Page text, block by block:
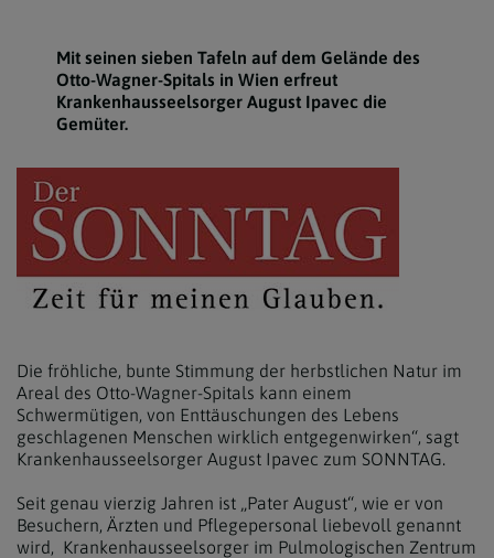
Mit seinen sieben Tafeln auf dem Gelände des
Otto-Wagner-Spitals in Wien erfreut
Krankenhausseelsorger August Ipavec die
Gemüter.
Die fröhliche, bunte Stimmung der herbstlichen Natur im
Areal des Otto-Wagner-Spitals kann einem
Schwermütigen, von Enttäuschungen des Lebens
geschlagenen Menschen wirklich entgegenwirken“, sagt
Krankenhausseelsorger August Ipavec zum SONNTAG.
Seit genau vierzig Jahren ist „Pater August“, wie er von
Besuchern, Ärzten und Pflegepersonal liebevoll genannt
wird, Krankenhausseelsorger im Pulmologischen Zentrum